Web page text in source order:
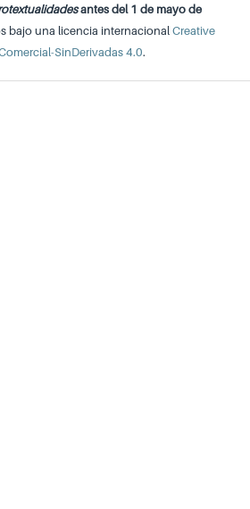
antes del 1 de mayo de
bajo una licencia internacional Creative
SinDerivadas 4.0.